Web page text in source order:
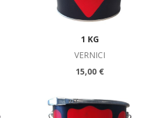
1 KG
VERNICI
15,00 €